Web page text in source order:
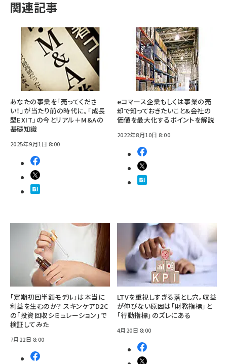
関連記事
あなたの事業を「売ってくださ
い！」が当たり前の時代に。「成長
型EXIT」の今とリアル＋M&Aの
基礎知識
2025年9月1日 8:00
eコマース企業もしくは事業の売
却で知っておきたいこと&会社の
価値を最大化するポイントを解説
2022年8月10日 8:00
「定期初回半額モデル」は本当に
利益を生むのか？ スキンケアD2C
の「投資回収シミュレーション」で
検証してみた
7月22日 8:00
LTVを重視しすぎる落とし穴。収益
が伸びない原因は「財務指標」と
「行動指標」のズレにある
4月20日 8:00